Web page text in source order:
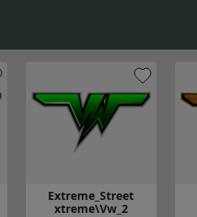
Extreme_Street
xtreme\Vw_2